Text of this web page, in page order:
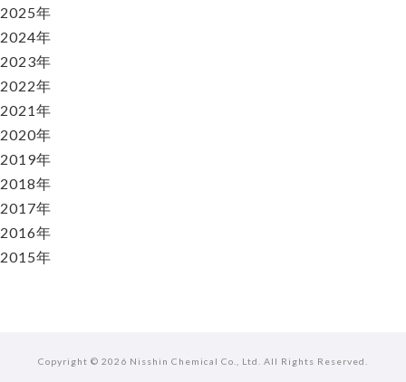
2025年
2024年
2023年
2022年
2021年
2020年
2019年
2018年
2017年
2016年
2015年
Copyright © 2026 Nisshin Chemical Co., Ltd. All Rights Reserved.